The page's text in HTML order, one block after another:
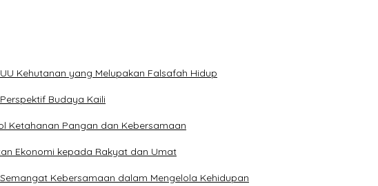
Kehutanan yang Melupakan Falsafah Hidup
Budaya Kaili
Ketahanan Pangan dan Kebersamaan
Ekonomi kepada Rakyat dan Umat
Kebersamaan dalam Mengelola Kehidupan